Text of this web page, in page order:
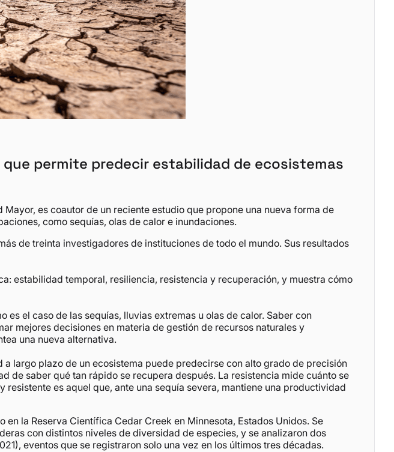
permite predecir estabilidad de ecosistemas
es coautor de un reciente estudio que propone una nueva forma de
como sequías, olas de calor e inundaciones.
de treinta investigadores de instituciones de todo el mundo. Sus resultados
estabilidad temporal, resiliencia, resistencia y recuperación, y muestra cómo
el caso de las sequías, lluvias extremas u olas de calor. Saber con
mejores decisiones en materia de gestión de recursos naturales y
una nueva alternativa.
largo plazo de un ecosistema puede predecirse con alto grado de precisión
de saber qué tan rápido se recupera después. La resistencia mide cuánto se
es aquel que, ante una sequía severa, mantiene una productividad
la Reserva Científica Cedar Creek en Minnesota, Estados Unidos. Se
con distintos niveles de diversidad de especies, y se analizaron dos
eventos que se registraron solo una vez en los últimos tres décadas.